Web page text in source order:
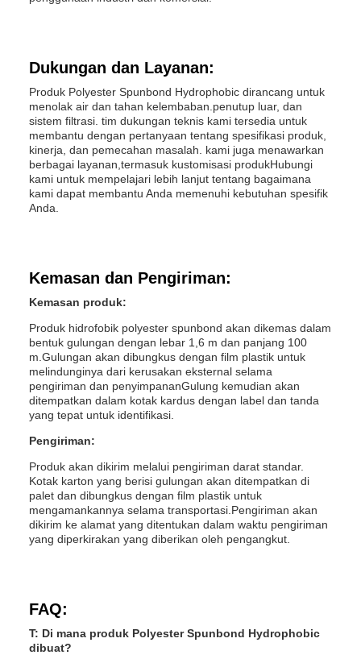
Dukungan dan Layanan:
Produk Polyester Spunbond Hydrophobic dirancang untuk
menolak air dan tahan kelembaban.penutup luar, dan
sistem filtrasi. tim dukungan teknis kami tersedia untuk
membantu dengan pertanyaan tentang spesifikasi produk,
kinerja, dan pemecahan masalah. kami juga menawarkan
berbagai layanan,termasuk kustomisasi produkHubungi
kami untuk mempelajari lebih lanjut tentang bagaimana
kami dapat membantu Anda memenuhi kebutuhan spesifik
Anda.
Kemasan dan Pengiriman:
Kemasan produk:
Produk hidrofobik polyester spunbond akan dikemas dalam
bentuk gulungan dengan lebar 1,6 m dan panjang 100
m.Gulungan akan dibungkus dengan film plastik untuk
melindunginya dari kerusakan eksternal selama
pengiriman dan penyimpananGulung kemudian akan
ditempatkan dalam kotak kardus dengan label dan tanda
yang tepat untuk identifikasi.
Pengiriman:
Produk akan dikirim melalui pengiriman darat standar.
Kotak karton yang berisi gulungan akan ditempatkan di
palet dan dibungkus dengan film plastik untuk
mengamankannya selama transportasi.Pengiriman akan
dikirim ke alamat yang ditentukan dalam waktu pengiriman
yang diperkirakan yang diberikan oleh pengangkut.
FAQ:
T: Di mana produk Polyester Spunbond Hydrophobic
dibuat?